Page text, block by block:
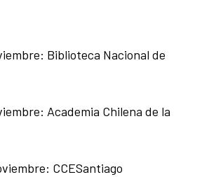
Biblioteca Nacional de
Academia Chilena de la
CCESantiago